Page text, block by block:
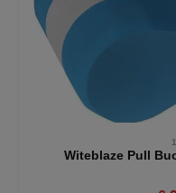
Witeblaze Pull